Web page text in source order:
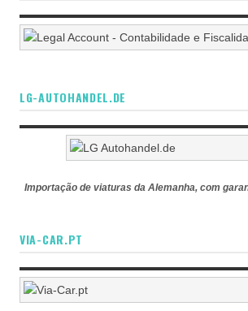
LG-AUTOHANDEL.DE
Importação de viaturas da Alemanha, com
VIA-CAR.PT